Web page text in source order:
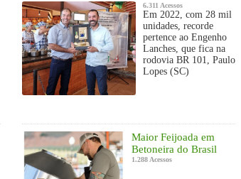
6.311 Acessos
Em 2022, com 28 mil
unidades, recorde
pertence ao Engenho
Lanches, que fica na
rodovia BR 101, Paulo
Lopes (SC)
Maior Feijoada em
Betoneira do Brasil
1.288 Acessos